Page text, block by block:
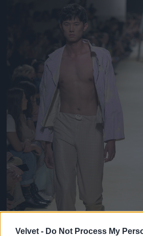
Velvet - Do Not Process My